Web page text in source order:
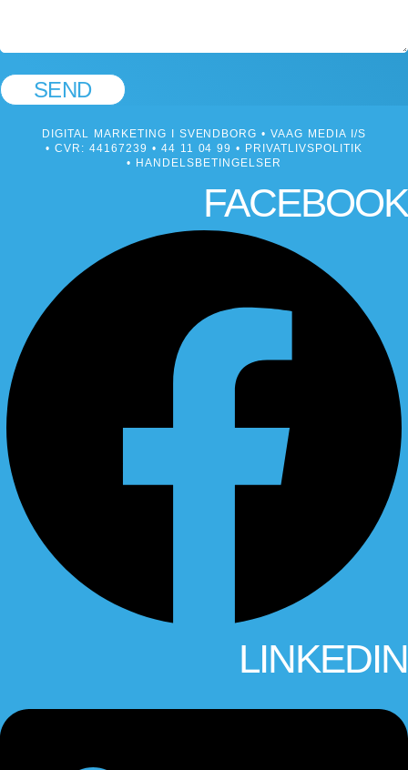
SEND
DIGITAL MARKETING I SVENDBORG • VAAG MEDIA I/S
• CVR: 44167239 • 44 11 04 99 • PRIVATLIVSPOLITIK
• HANDELSBETINGELSER
FACEBOOK
LINKEDIN